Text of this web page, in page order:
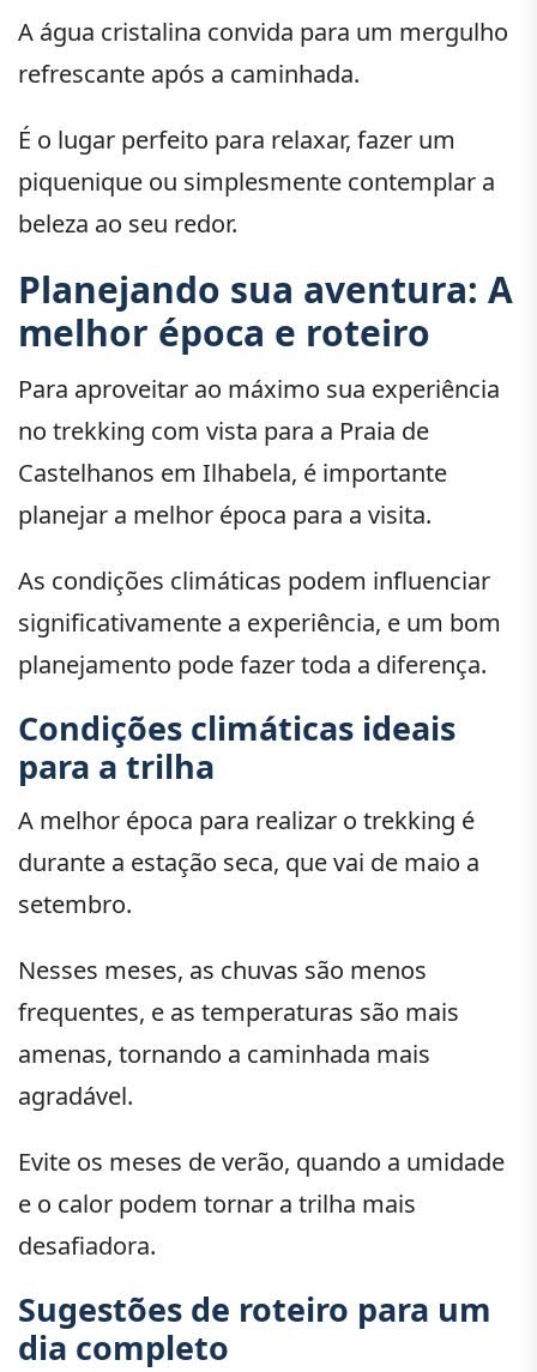
A água cristalina convida para um mergulho
refrescante após a caminhada.
É o lugar perfeito para relaxar, fazer um
piquenique ou simplesmente contemplar a
beleza ao seu redor.
Planejando sua aventura: A
melhor época e roteiro
Para aproveitar ao máximo sua experiência
no trekking com vista para a Praia de
Castelhanos em Ilhabela, é importante
planejar a melhor época para a visita.
As condições climáticas podem influenciar
significativamente a experiência, e um bom
planejamento pode fazer toda a diferença.
Condições climáticas ideais
para a trilha
A melhor época para realizar o trekking é
durante a estação seca, que vai de maio a
setembro.
Nesses meses, as chuvas são menos
frequentes, e as temperaturas são mais
amenas, tornando a caminhada mais
agradável.
Evite os meses de verão, quando a umidade
e o calor podem tornar a trilha mais
desafiadora.
Sugestões de roteiro para um
dia completo